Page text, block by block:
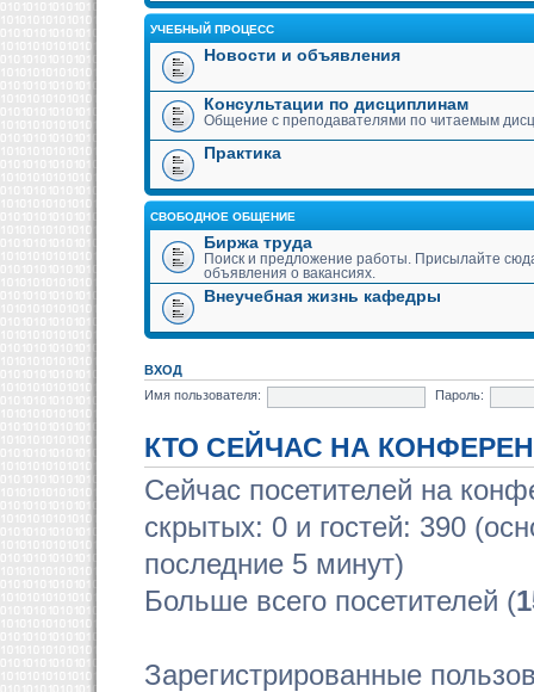
УЧЕБНЫЙ ПРОЦЕСС
Новости и объявления
Консультации по дисциплинам
Общение с преподавателями по читаемым
Практика
СВОБОДНОЕ ОБЩЕНИЕ
Биржа труда
Поиск и предложение работы. Присылайте
объявления о вакансиях.
Внеучебная жизнь кафедры
ВХОД
Имя пользователя:
Пароль:
КТО СЕЙЧАС НА
Сейчас посетителей на
скрытых: 0 и гостей: 390
последние 5 минут)
Больше всего посетителей (
Зарегистрированные